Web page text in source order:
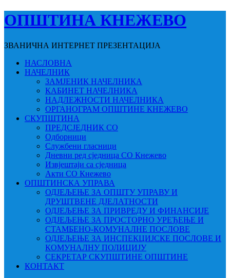
ОПШТИНА КНЕЖЕВО
ЗВАНИЧНА ИНТЕРНЕТ ПРЕЗЕНТАЦИЈА
НАСЛОВНА
НАЧЕЛНИК
ЗАМЈЕНИК НАЧЕЛНИКА
КАБИНЕТ НАЧЕЛНИКА
НАДЛЕЖНОСТИ НАЧЕЛНИКА
ОРГАНОГРАМ ОПШТИНЕ КНЕЖЕВО
СКУПШТИНА
ПРЕДСЈЕДНИК СО
Одборници
Службени гласници
Дневни ред сједница СО Кнежево
Извјештаји са сједница
Акти СО Кнежево
ОПШТИНСКА УПРАВА
ОДЈЕЉЕЊЕ ЗА ОПШТУ УПРАВУ И
ДРУШТВЕНЕ ДЈЕЛАТНОСТИ
ОДЈЕЉЕЊЕ ЗА ПРИВРЕДУ И ФИНАНСИЈЕ
ОДЈЕЉЕЊЕ ЗА ПРОСТОРНО УРЕЂЕЊЕ И
СТАМБЕНО-КОМУНАЛНЕ ПОСЛОВЕ
ОДЈЕЉЕЊЕ ЗА ИНСПЕКЦИЈСКЕ ПОСЛОВЕ И
КОМУНАЛНУ ПОЛИЦИЈУ
СЕКРЕТАР СКУПШТИНЕ ОПШТИНЕ
КОНТАКТ